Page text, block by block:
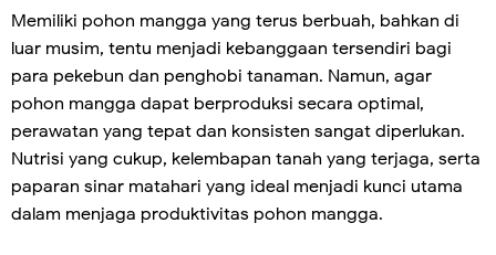
Memiliki pohon mangga yang terus berbuah, bahkan di
luar musim, tentu menjadi kebanggaan tersendiri bagi
para pekebun dan penghobi tanaman. Namun, agar
pohon mangga dapat berproduksi secara optimal,
perawatan yang tepat dan konsisten sangat diperlukan.
Nutrisi yang cukup, kelembapan tanah yang terjaga, serta
paparan sinar matahari yang ideal menjadi kunci utama
dalam menjaga produktivitas pohon mangga.